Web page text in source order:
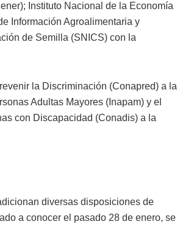
Instituto Nacional de la Economía
Información Agroalimentaria y
de Semilla (SNICS) con la
la Discriminación (Conapred) a la
Adultas Mayores (Inapam) y el
con Discapacidad (Conadis) a la
diversas disposiciones de
a conocer el pasado 28 de enero, se